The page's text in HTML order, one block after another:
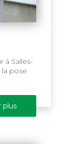
à Salles-
la pose
plus